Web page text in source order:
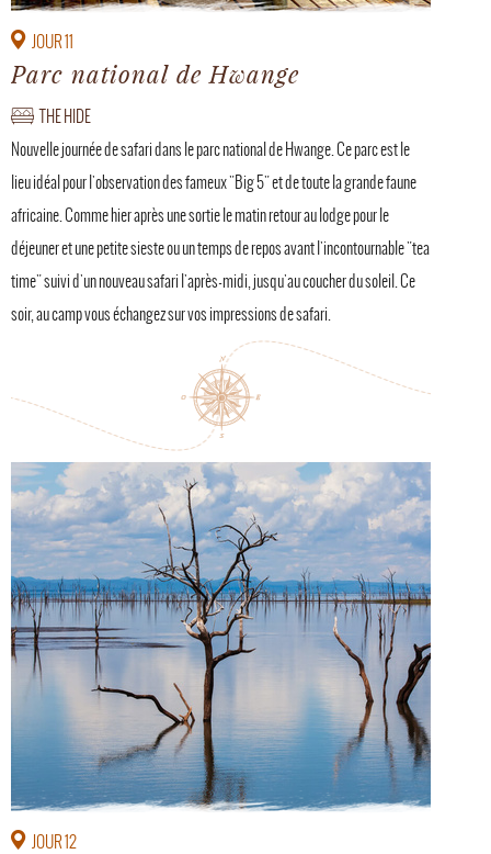
JOUR 11
Parc national de Hwange
THE HIDE
Nouvelle journée de safari dans le parc national de Hwange. Ce parc est le
lieu idéal pour l'observation des fameux "Big 5" et de toute la grande faune
africaine. Comme hier après une sortie le matin retour au lodge pour le
déjeuner et une petite sieste ou un temps de repos avant l'incontournable "tea
time" suivi d'un nouveau safari l'après-midi, jusqu'au coucher du soleil. Ce
soir, au camp vous échangez sur vos impressions de safari.
JOUR 12